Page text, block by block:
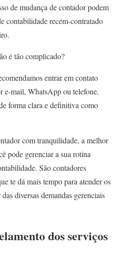
de mudança de contador podem
contabilidade recém-contratado
é tão complicado?
entrar em contato
e-mail, WhatsApp ou telefone.
forma clara e definitiva como
com tranquilidade, a melhor
pode gerenciar a sua rotina
São contadores
te dá mais tempo para atender os
diversas demandas gerenciais
dos serviços